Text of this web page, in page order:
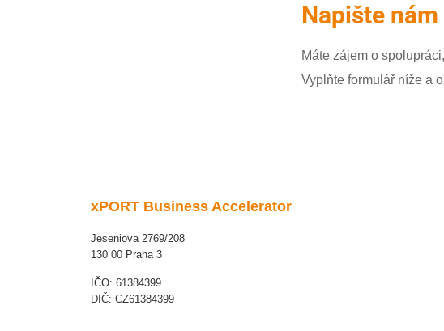
Napište nám
Máte zájem o
Vyplňte formulář níže a
xPORT Business Accelerator
Jeseniova 2769/208
130 00 Praha 3
IČO: 61384399
DIČ: CZ61384399